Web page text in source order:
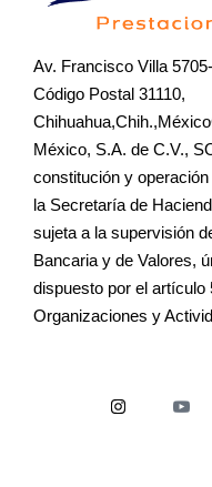
Av. Francisco Villa
Código Postal 31110,
México, S.A. de C.V.,
constitución y
la Secretaría de
sujeta a la supervisión
Bancaria y de Valores,
dispuesto por el artículo
Organizaciones y